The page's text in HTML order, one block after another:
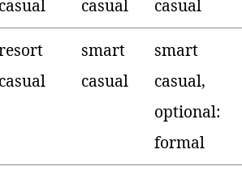
casual
casual
casual
casual
smart
casual
smart
casual,
optional:
formal